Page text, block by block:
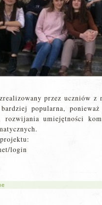
przez uczniów z
popularna, ponieważ
rozwijania umiejętności
login